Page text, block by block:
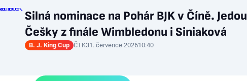
Silná nominace na Pohár BJK v Číně. Jedou
Češky z finále Wimbledonu i Siniaková
B. J. King Cup ČTK31. července 202610:40